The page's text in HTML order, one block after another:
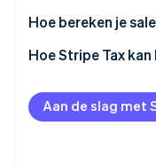
Hoe bereken je
Hoe Stripe Tax kan
Aan de slag met